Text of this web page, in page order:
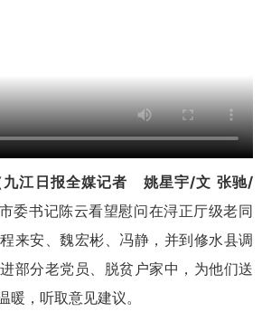
九江日报全媒记者 姚星宇/文 张驰/
委书记陈云看望慰问在浔正厅级老同
来安、魏宏彬、冯静，并到修水县调
部分老党员、脱贫户家中，为他们送
暖，听取意见建议。